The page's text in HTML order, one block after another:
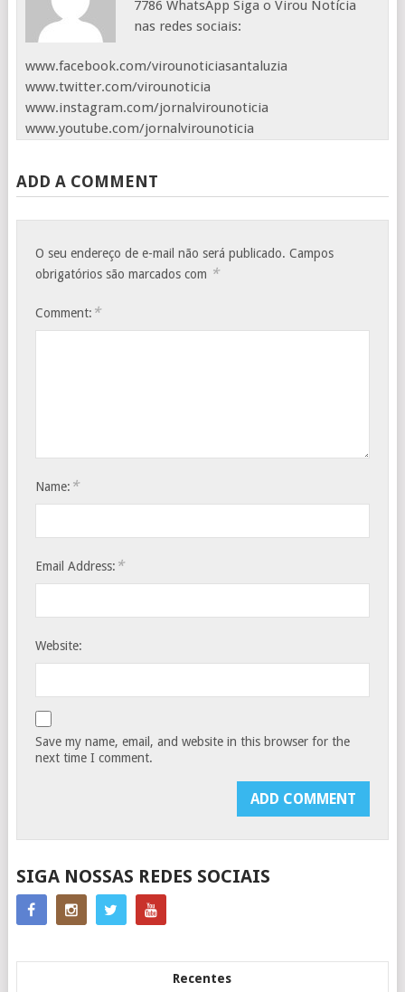
7786 WhatsApp Siga o Virou Notícia
nas redes sociais:
www.facebook.com/virounoticiasantaluzia
www.twitter.com/virounoticia
www.instagram.com/jornalvirounoticia
www.youtube.com/jornalvirounoticia
ADD A COMMENT
O seu endereço de e-mail não será publicado. Campos
obrigatórios são marcados com *
Comment: *
Name: *
Email Address: *
Website:
Save my name, email, and website in this browser for the
next time I comment.
SIGA NOSSAS REDES SOCIAIS
Recentes